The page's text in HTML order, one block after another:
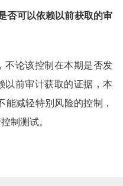
否可以依赖以前获取的审
不论该控制在本期是否发
以前审计获取的证据，本
减轻特别风险的控制，
制测试。